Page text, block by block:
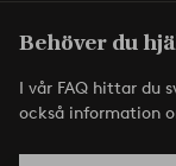
Behöver du
I vår FAQ hittar du
också information